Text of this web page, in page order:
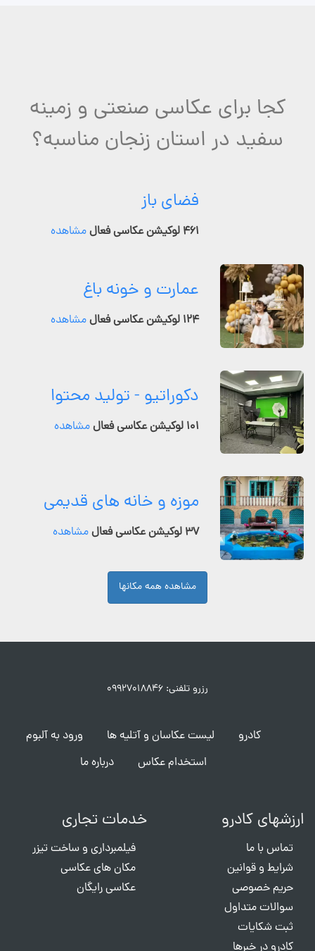
کجا برای عکاسی صنعتی و زمینه
سفید در استان زنجان مناسبه؟
فضای باز
۴۶۱ لوکیشن عکاسی فعال مشاهده
عمارت و خونه باغ
۱۲۴ لوکیشن عکاسی فعال مشاهده
دکوراتیو - تولید محتوا
۱۰۱ لوکیشن عکاسی فعال مشاهده
موزه و خانه های قدیمی
۳۷ لوکیشن عکاسی فعال مشاهده
مشاهده همه مکانها
رزرو تلفنی: ۰۹۹۲۷۰۱۸۸۴۶
کادرو لیست عکاسان و آتلیه ها
ورود به آلبوم
استخدام عکاس
درباره ما
ارزشهای کادرو
تماس با ما
شرایط و قوانین
حریم خصوصی
سوالات متداول
ثبت شکایات
کادرو در خبرها
خدمات تجاری
فیلمبرداری و ساخت تیزر
مکان های عکاسی
عکاسی رایگان